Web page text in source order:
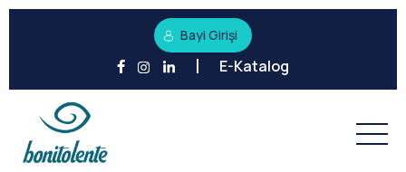
Bayi Girişi
E-Katalog